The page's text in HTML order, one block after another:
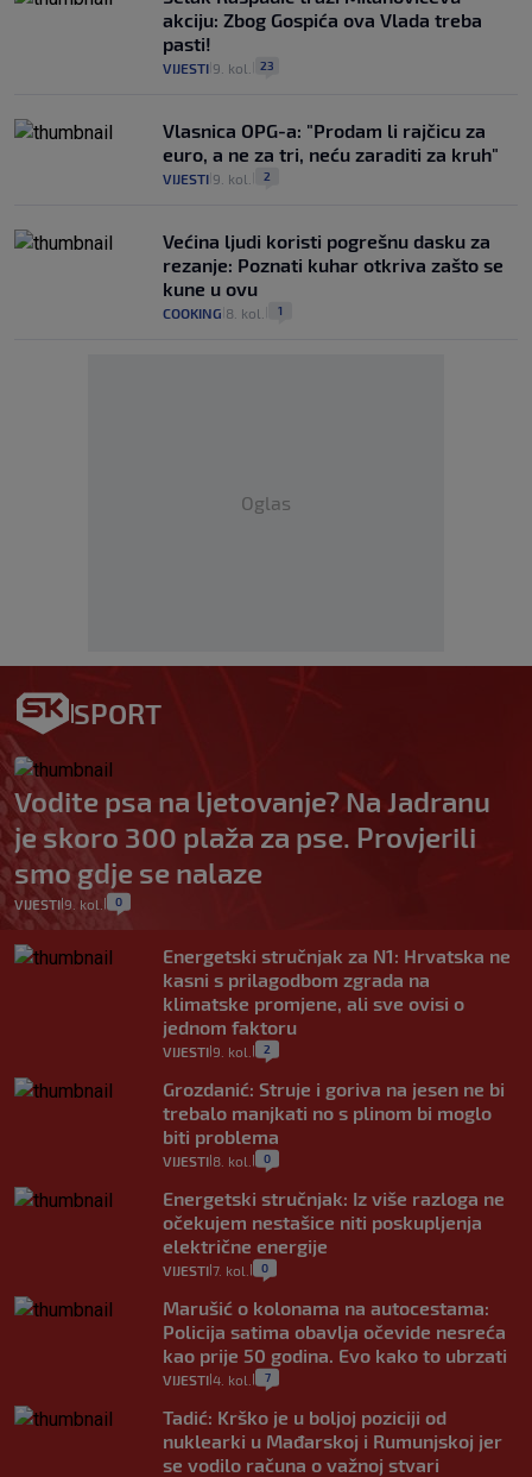
akciju: Zbog Gospića ova Vlada treba
pasti!
VIJESTI 9. kol. 23
Vlasnica OPG-a: "Prodam li rajčicu za
euro, a ne za tri, neću zaraditi za kruh"
VIJESTI 9. kol. 2
Većina ljudi koristi pogrešnu dasku za
rezanje: Poznati kuhar otkriva zašto se
kune u ovu
COOKING 8. kol. 1
Oglas
SPORT
Vodite psa na ljetovanje? Na Jadranu
je skoro 300 plaža za pse. Provjerili
smo gdje se nalaze
VIJESTI|9. kol. 0
Energetski stručnjak za N1: Hrvatska ne
kasni s prilagodbom zgrada na
klimatske promjene, ali sve ovisi o
jednom faktoru
VIJESTI 9. kol. 2
Grozdanić: Struje i goriva na jesen ne bi
trebalo manjkati no s plinom bi moglo
biti problema
VIJESTI 8. kol. 0
Energetski stručnjak: Iz više razloga ne
očekujem nestašice niti poskupljenja
električne energije
VIJESTI 7. kol. 0
Marušić o kolonama na autocestama:
Policija satima obavlja očevide nesreća
kao prije 50 godina. Evo kako to ubrzati
VIJESTI 4. kol. 7
Tadić: Krško je u boljoj poziciji od
nuklearki u Mađarskoj i Rumunjskoj jer
se vodilo računa o važnoj stvari